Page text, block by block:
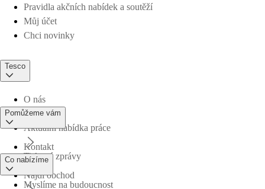
Pravidla akčních nabídek a soutěží
Můj účet
Chci novinky
Tesco
O nás
Aktuální nabídka práce
Tiskové zprávy
Myslíme na budoucnost
Pomůžeme vám
Kontakt
Najdi obchod
Co nabízíme